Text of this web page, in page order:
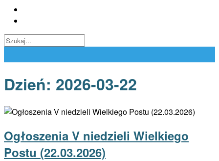
Dzień: 2026-03-22
Ogłoszenia V niedzieli Wielkiego
Postu (22.03.2026)